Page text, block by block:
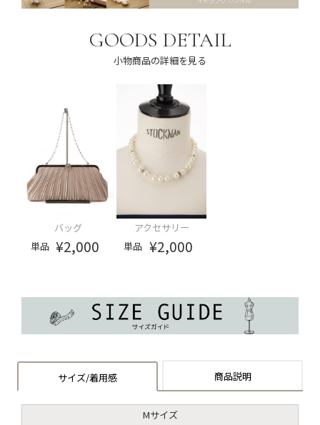
GOODS DETAIL
小物商品の詳細を見る
バッグ
単品 ¥2,000
アクセサリー
単品 ¥2,000
サイズ/着用感 商品説明
Mサイズ